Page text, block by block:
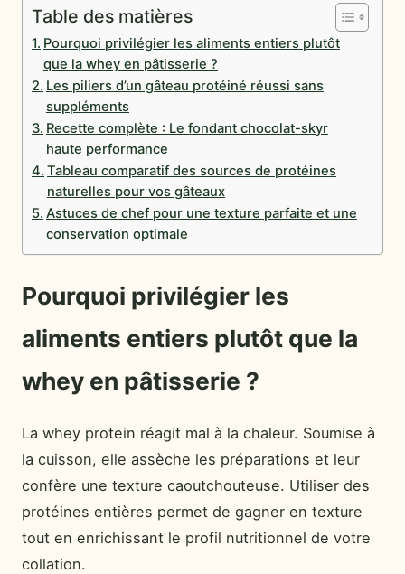
Table des matières
Pourquoi privilégier les aliments entiers plutôt
que la whey en pâtisserie ?
Les piliers d’un gâteau protéiné réussi sans
suppléments
Recette complète : Le fondant chocolat-skyr
haute performance
Tableau comparatif des sources de protéines
naturelles pour vos gâteaux
Astuces de chef pour une texture parfaite et une
conservation optimale
Pourquoi privilégier les
aliments entiers plutôt que la
whey en pâtisserie ?
La whey protein réagit mal à la chaleur. Soumise à
la cuisson, elle assèche les préparations et leur
confère une texture caoutchouteuse. Utiliser des
protéines entières permet de gagner en texture
tout en enrichissant le profil nutritionnel de votre
collation.